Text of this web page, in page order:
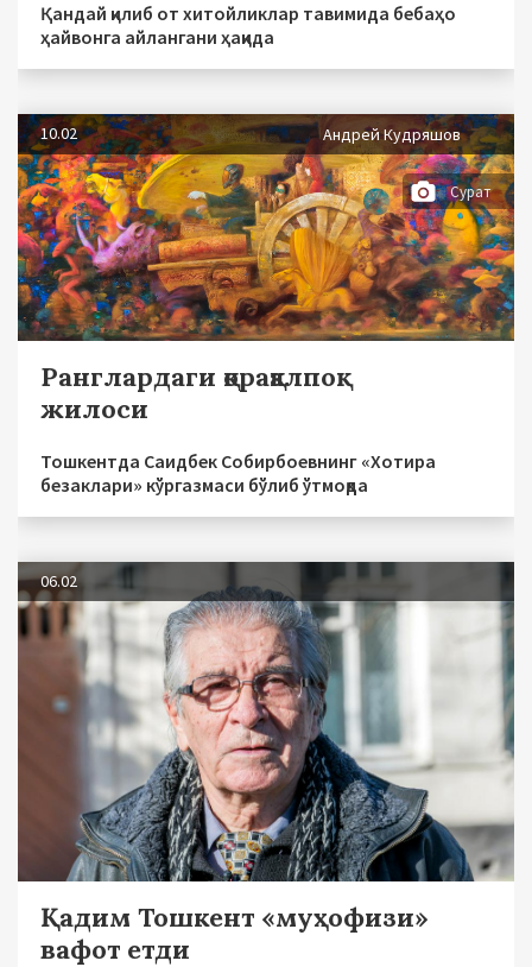
Қандай қилиб от хитойликлар тавимида бебаҳо
ҳайвонга айлангани ҳақида
10.02 Андрей Кудряшов
Сурат
Ранглардаги қорақалпоқ
жилоси
Тошкентда Саидбек Собирбоевнинг «Хотира
безаклари» кўргазмаси бўлиб ўтмоқда
06.02
Қадим Тошкент «муҳофизи»
вафот етди